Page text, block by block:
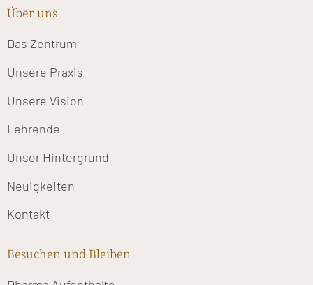
Über uns
Das Zentrum
Unsere Praxis
Unsere Vision
Lehrende
Unser Hintergrund
Neuigkeiten
Kontakt
Besuchen und Bleiben